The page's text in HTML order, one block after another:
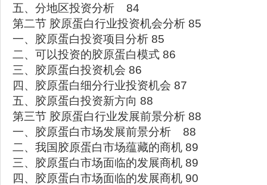
五、分地区投资分析 84
第二节 胶原蛋白行业投资机会分析 85
一、胶原蛋白投资项目分析 85
二、可以投资的胶原蛋白模式 86
三、胶原蛋白投资机会 86
四、胶原蛋白细分行业投资机会 87
五、胶原蛋白投资新方向 88
第三节 胶原蛋白行业发展前景分析 88
一、胶原蛋白市场发展前景分析 88
二、我国胶原蛋白市场蕴藏的商机 89
三、胶原蛋白市场面临的发展商机 89
四、胶原蛋白市场面临的发展商机 90